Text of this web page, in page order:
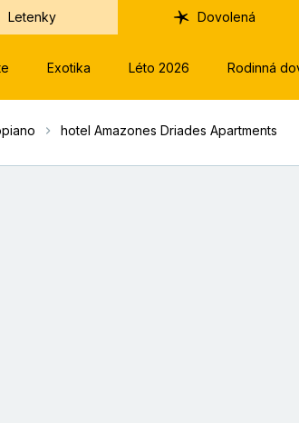
Letenky Dovolená
Exotika Léto 2026 Rodinná
hotel Amazones Driades Apartments